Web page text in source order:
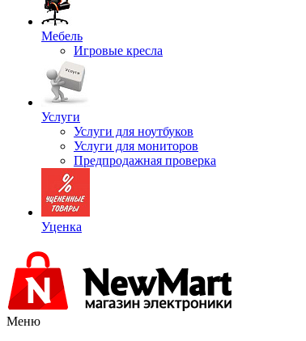
Мебель
Игровые кресла
Услуги
Услуги для ноутбуков
Услуги для мониторов
Предпродажная проверка
Уценка
Меню